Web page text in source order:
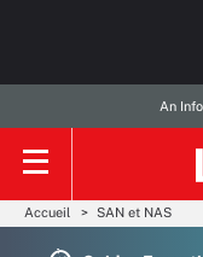
An
Accueil SAN et NAS